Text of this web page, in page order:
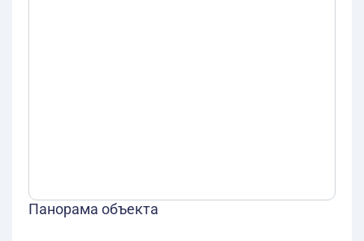
Панорама объекта